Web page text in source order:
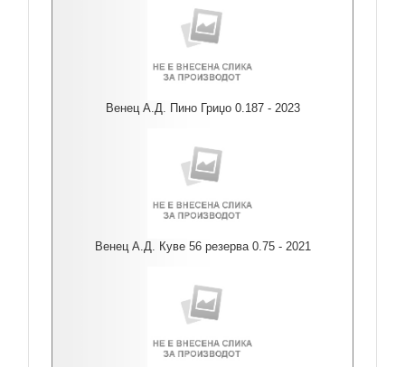
Венец А.Д. Пино Гриџо 0.187 - 2023
Венец А.Д. Куве 56 резерва 0.75 - 2021